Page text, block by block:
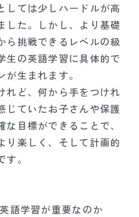
しては少しハードルが高
した。しかし、より基礎
ら挑戦できるレベルの級
生の英語学習に具体的で
生まれます。
れど、何から手をつけれ
じていたお子さんや保護
目標ができることで、
り楽しく、そして計画的
。
語学習が重要なのか